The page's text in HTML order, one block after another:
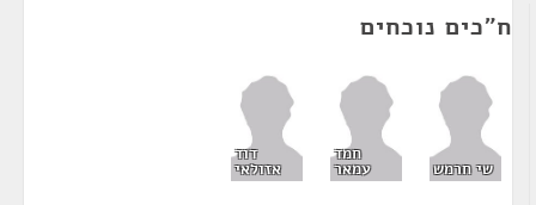
ח"כים נוכחים
שי חרמש
חמד
עמאר
דוד
אזולאי